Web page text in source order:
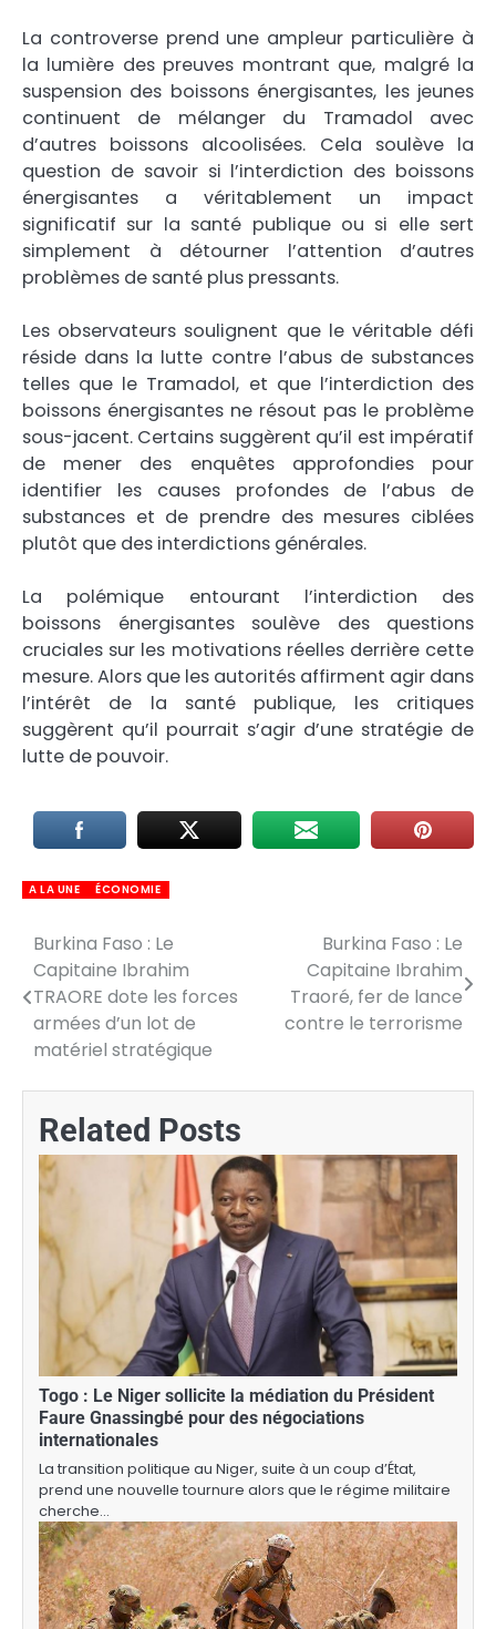
La controverse prend une ampleur particulière à
la lumière des preuves montrant que, malgré la
suspension des boissons énergisantes, les jeunes
continuent de mélanger du Tramadol avec
d’autres boissons alcoolisées. Cela soulève la
question de savoir si l’interdiction des boissons
énergisantes a véritablement un impact
significatif sur la santé publique ou si elle sert
simplement à détourner l’attention d’autres
problèmes de santé plus pressants.
Les observateurs soulignent que le véritable défi
réside dans la lutte contre l’abus de substances
telles que le Tramadol, et que l’interdiction des
boissons énergisantes ne résout pas le problème
sous-jacent. Certains suggèrent qu’il est impératif
de mener des enquêtes approfondies pour
identifier les causes profondes de l’abus de
substances et de prendre des mesures ciblées
plutôt que des interdictions générales.
La polémique entourant l’interdiction des
boissons énergisantes soulève des questions
cruciales sur les motivations réelles derrière cette
mesure. Alors que les autorités affirment agir dans
l’intérêt de la santé publique, les critiques
suggèrent qu’il pourrait s’agir d’une stratégie de
lutte de pouvoir.
A LA UNE ÉCONOMIE
Navigation
de
l’article
Burkina Faso : Le
Capitaine Ibrahim
TRAORE dote les forces
armées d’un lot de
matériel stratégique
Burkina Faso : Le
Capitaine Ibrahim
Traoré, fer de lance
contre le terrorisme
Related Posts
Togo : Le Niger sollicite la médiation du Président
Faure Gnassingbé pour des négociations
internationales
La transition politique au Niger, suite à un coup d’État,
prend une nouvelle tournure alors que le régime militaire
cherche…